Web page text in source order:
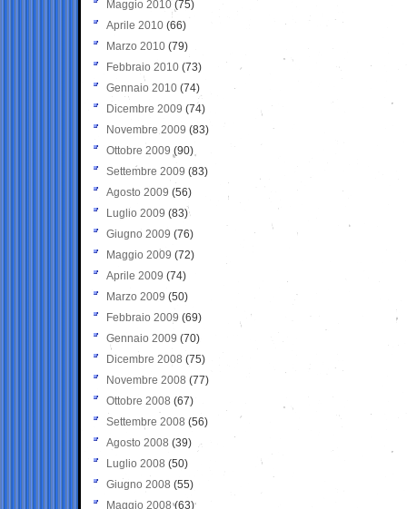
Maggio 2010 (75)
Aprile 2010 (66)
Marzo 2010 (79)
Febbraio 2010 (73)
Gennaio 2010 (74)
Dicembre 2009 (74)
Novembre 2009 (83)
Ottobre 2009 (90)
Settembre 2009 (83)
Agosto 2009 (56)
Luglio 2009 (83)
Giugno 2009 (76)
Maggio 2009 (72)
Aprile 2009 (74)
Marzo 2009 (50)
Febbraio 2009 (69)
Gennaio 2009 (70)
Dicembre 2008 (75)
Novembre 2008 (77)
Ottobre 2008 (67)
Settembre 2008 (56)
Agosto 2008 (39)
Luglio 2008 (50)
Giugno 2008 (55)
Maggio 2008(63)